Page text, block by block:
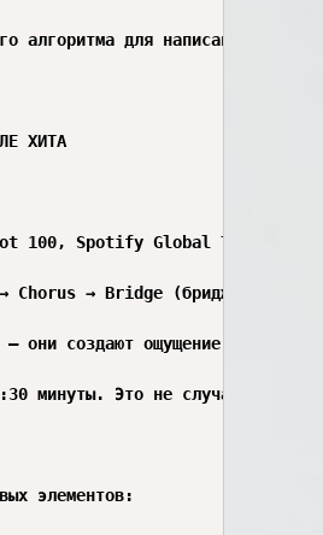
алгоритма для написания
ХИТА
100, Spotify Global Top 50) за
→ Bridge (бридж) →
они создают ощущение
минуты. Это не случайно:
элементов: